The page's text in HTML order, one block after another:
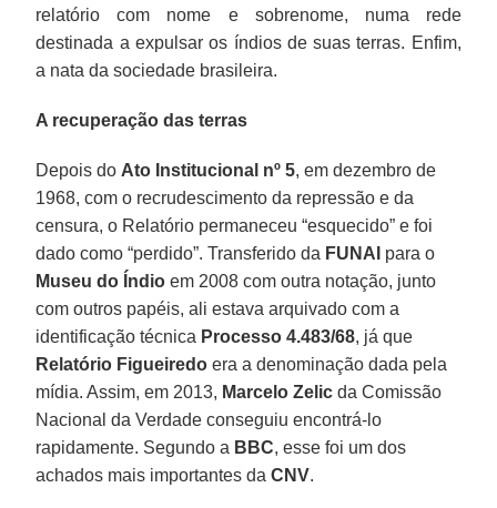
relatório com nome e sobrenome, numa rede
destinada a expulsar os índios de suas terras. Enfim,
a nata da sociedade brasileira.
A recuperação das terras
Depois do Ato Institucional nº 5, em dezembro de
1968, com o recrudescimento da repressão e da
censura, o Relatório permaneceu “esquecido” e foi
dado como “perdido”. Transferido da FUNAI para o
Museu do Índio em 2008 com outra notação, junto
com outros papéis, ali estava arquivado com a
identificação técnica Processo 4.483/68, já que
Relatório Figueiredo era a denominação dada pela
mídia. Assim, em 2013, Marcelo Zelic da Comissão
Nacional da Verdade conseguiu encontrá-lo
rapidamente. Segundo a BBC, esse foi um dos
achados mais importantes daCNV.